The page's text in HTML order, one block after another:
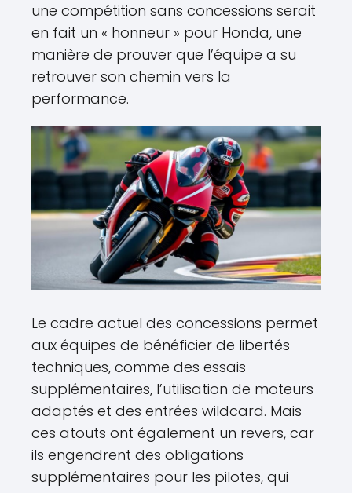
une compétition sans concessions serait
en fait un « honneur » pour Honda, une
manière de prouver que l’équipe a su
retrouver son chemin vers la
performance.
Le cadre actuel des concessions permet
aux équipes de bénéficier de libertés
techniques, comme des essais
supplémentaires, l’utilisation de moteurs
adaptés et des entrées wildcard. Mais
ces atouts ont également un revers, car
ils engendrent des obligations
supplémentaires pour les pilotes, qui